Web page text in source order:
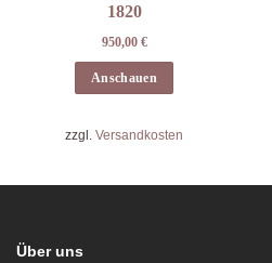
1820
950,00 €
Anschauen
zzgl. Versandkosten
Über uns